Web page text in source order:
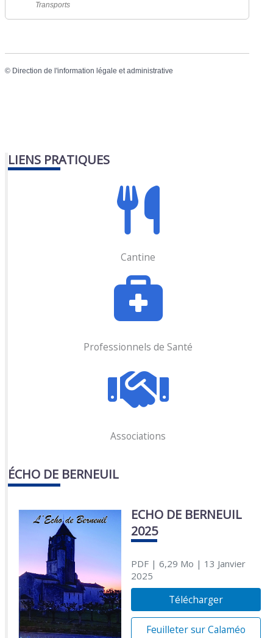
Transports
© Direction de l'information légale et administrative
LIENS PRATIQUES
Cantine
Professionnels de Santé
Associations
ÉCHO DE BERNEUIL
ECHO DE BERNEUIL
2025
PDF| 6,29 Mo | 13 Janvier
2025
Télécharger
Feuilleter sur Calaméo